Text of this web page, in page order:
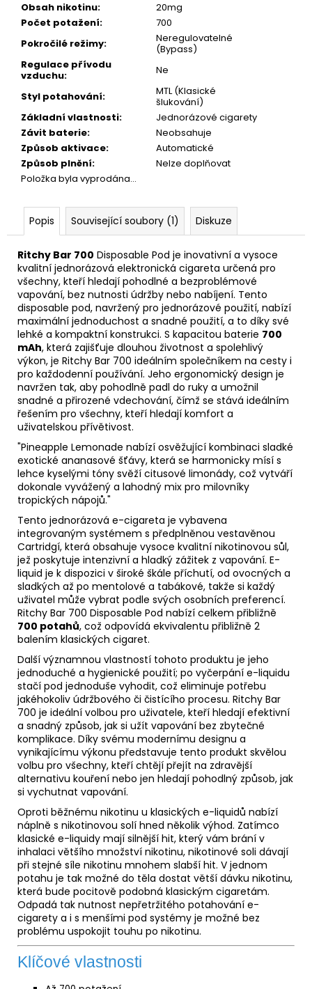
Obsah nikotinu:
20mg
Počet potažení:
700
Pokročilé režimy:
Neregulovatelné
(Bypass)
Regulace přívodu
vzduchu:
Ne
Styl potahování:
MTL (Klasické
šlukování)
Základní vlastnosti:
Jednorázové cigarety
Závit baterie:
Neobsahuje
Způsob aktivace:
Automatické
Způsob plnění:
Nelze doplňovat
Položka byla vyprodána…
Popis Související soubory (1) Diskuze
Ritchy Bar 700 Disposable Pod je inovativní a vysoce
kvalitní jednorázová elektronická cigareta určená pro
všechny, kteří hledají pohodlné a bezproblémové
vapování, bez nutnosti údržby nebo nabíjení. Tento
disposable pod, navržený pro jednorázové použití, nabízí
maximální jednoduchost a snadné použití, a to díky své
lehké a kompaktní konstrukci. S kapacitou baterie 700
mAh, která zajišťuje dlouhou životnost a spolehlivý
výkon, je Ritchy Bar 700 ideálním společníkem na cesty i
pro každodenní používání. Jeho ergonomický design je
navržen tak, aby pohodlně padl do ruky a umožnil
snadné a přirozené vdechování, čímž se stává ideálním
řešením pro všechny, kteří hledají komfort a
uživatelskou přívětivost.
"Pineapple Lemonade nabízí osvěžující kombinaci sladké
exotické ananasové šťávy, která se harmonicky mísí s
lehce kyselými tóny svěží citusové limonády, což vytváří
dokonale vyvážený a lahodný mix pro milovníky
tropických nápojů."
Tento jednorázová e-cigareta je vybavena
integrovaným systémem s předplněnou vestavěnou
Cartridgí, která obsahuje vysoce kvalitní nikotinovou sůl,
jež poskytuje intenzivní a hladký zážitek z vapování. E-
liquid je k dispozici v široké škále příchutí, od ovocných a
sladkých až po mentolové a tabákové, takže si každý
uživatel může vybrat podle svých osobních preferencí.
Ritchy Bar 700 Disposable Pod nabízí celkem přibližně
700 potahů, což odpovídá ekvivalentu přibližně 2
balením klasických cigaret.
Další významnou vlastností tohoto produktu je jeho
jednoduché a hygienické použití; po vyčerpání e-liquidu
stačí pod jednoduše vyhodit, což eliminuje potřebu
jakéhokoliv údržbového či čistícího procesu. Ritchy Bar
700 je ideální volbou pro uživatele, kteří hledají efektivní
a snadný způsob, jak si užít vapování bez zbytečné
komplikace. Díky svému modernímu designu a
vynikajícímu výkonu představuje tento produkt skvělou
volbu pro všechny, kteří chtějí přejít na zdravější
alternativu kouření nebo jen hledají pohodlný způsob, jak
si vychutnat vapování.
Oproti běžnému nikotinu u klasických e-liquidů nabízí
náplně s nikotinovou solí hned několik výhod. Zatímco
klasické e-liquidy mají silnější hit, který vám brání v
inhalaci většího množství nikotinu, nikotinové soli dávají
při stejné síle nikotinu mnohem slabší hit. V jednom
potahu je tak možné do těla dostat větší dávku nikotinu,
která bude pocitově podobná klasickým cigaretám.
Odpadá tak nutnost nepřetržitého potahování e-
cigarety a i s menšími pod systémy je možné bez
problému uspokojit touhu po nikotinu.
Klíčové vlastnosti